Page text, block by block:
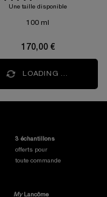
Une taille disponible
100 ml
170,00 €
LOADING ...
3 échantillons
offerts pour
toute commande
MyLancôme